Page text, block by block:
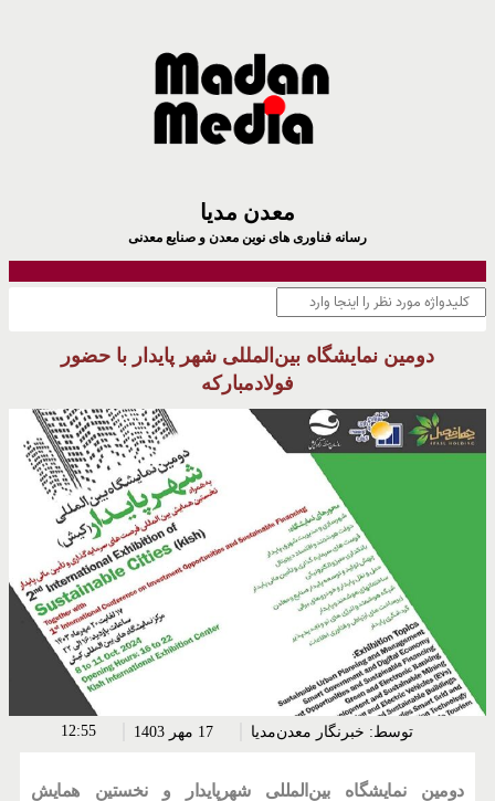
معدن مدیا
رسانه فناوری های نوین معدن و صنایع معدنی
دومین نمایشگاه بین‌المللی شهر پایدار با حضور
فولادمبارکه
توسط: خبرنگار معدن‌مدیا 17 مهر 1403 12:55
دومین نمایشگاه بین‌المللی شهرپایدار و نخستین همایش